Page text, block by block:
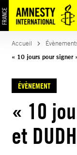
Accueil
« 10 jours pour signer
ÉVÈNEMENT
« 10
et